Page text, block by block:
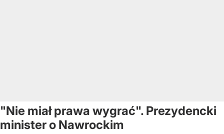
"Nie miał prawa wygrać". Prezydencki
minister o Nawrockim